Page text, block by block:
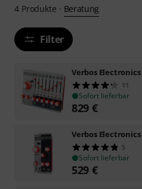
4 Produkte · Beratung
Filter
Verbos Electronics
11
Sofort lieferbar
829 €
Verbos Electronics
5
Sofort lieferbar
529 €